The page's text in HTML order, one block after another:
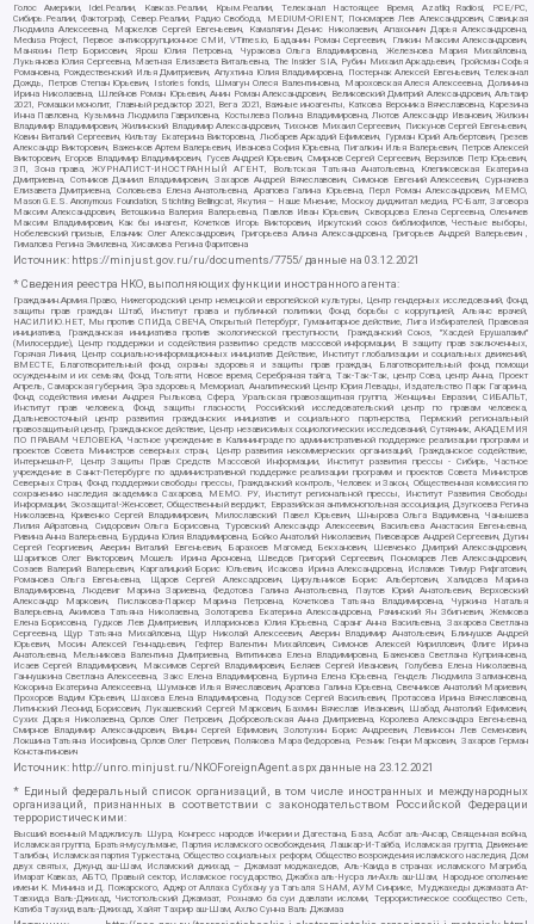
Голос Америки, Idel.Реалии, Кавказ.Реалии, Крым.Реалии, Телеканал Настоящее Время, Azatliq Radiosi, PCE/PC,
Сибирь.Реалии, Фактограф, Север.Реалии, Радио Свобода, MEDIUM-ORIENT, Пономарев Лев Александрович, Савицкая
Людмила Алексеевна, Маркелов Сергей Евгеньевич, Камалягин Денис Николаевич, Апахончич Дарья Александровна,
Medusa Project, Первое антикоррупционное СМИ, VTimes.io, Баданин Роман Сергеевич, Гликин Максим Александрович,
Маняхин Петр Борисович, Ярош Юлия Петровна, Чуракова Ольга Владимировна, Железнова Мария Михайловна,
Лукьянова Юлия Сергеевна, Маетная Елизавета Витальевна, The Insider SIA, Рубин Михаил Аркадьевич, Гройсман Софья
Романовна, Рождественский Илья Дмитриевич, Апухтина Юлия Владимировна, Постернак Алексей Евгеньевич, Телеканал
Дождь, Петров Степан Юрьевич, Istories fonds, Шмагун Олеся Валентиновна, Мароховская Алеся Алексеевна, Долинина
Ирина Николаевна, Шлейнов Роман Юрьевич, Анин Роман Александрович, Великовский Дмитрий Александрович, Альтаир
2021, Ромашки монолит, Главный редактор 2021, Вега 2021, Важные иноагенты, Каткова Вероника Вячеславовна, Карезина
Инна Павловна, Кузьмина Людмила Гавриловна, Костылева Полина Владимировна, Лютов Александр Иванович, Жилкин
Владимир Владимирович, Жилинский Владимир Александрович, Тихонов Михаил Сергеевич, Пискунов Сергей Евгеньевич,
Ковин Виталий Сергеевич, Кильтау Екатерина Викторовна, Любарев Аркадий Ефимович, Гурман Юрий Альбертович, Грезев
Александр Викторович, Важенков Артем Валерьевич, Иванова София Юрьевна, Пигалкин Илья Валерьевич, Петров Алексей
Викторович, Егоров Владимир Владимирович, Гусев Андрей Юрьевич, Смирнов Сергей Сергеевич, Верзилов Петр Юрьевич,
ЗП, Зона права, ЖУРНАЛИСТ-ИНОСТРАННЫЙ АГЕНТ, Вольтская Татьяна Анатольевна, Клепиковская Екатерина
Дмитриевна, Сотников Даниил Владимирович, Захаров Андрей Вячеславович, Симонов Евгений Алексеевич, Сурначева
Елизавета Дмитриевна, Соловьева Елена Анатольевна, Арапова Галина Юрьевна, Перл Роман Александрович, МЕМО,
Mason G.E.S. Anonymous Foundation, Stichting Bellingcat, Якутия – Наше Мнение, Москоу диджитал медиа, РС-Балт, Заговора
Максим Александрович, Ветошкина Валерия Валерьевна, Павлов Иван Юрьевич, Скворцова Елена Сергеевна, Оленичев
Максим Владимирович, Как бы инагент, Кочетков Игорь Викторович, Иркутский союз библиофилов, Честные выборы,
Нобелевский призыв, Еланчик Олег Александрович, Григорьева Алина Александровна, Григорьев Андрей Валерьевич ,
Гималова Регина Эмилевна, Хисамова Регина Фаритовна
Источник: https://minjust.gov.ru/ru/documents/7755/данные на 03.12.2021
* Сведения реестра НКО, выполняющих функции иностранного агента:
Гражданин.Армия.Право, Нижегородский центр немецкой и европейской культуры, Центр гендерных исследований, Фонд
защиты прав граждан Штаб, Институт права и публичной политики, Фонд борьбы с коррупцией, Альянс врачей,
НАСИЛИЮ.НЕТ, Мы против СПИДа, СВЕЧА, Открытый Петербург, Гуманитарное действие, Лига Избирателей, Правовая
инициатива, Гражданская инициатива против экологической преступности, Гражданский Союз, "Хасдей Ерушалаим"
(Милосердие), Центр поддержки и содействия развитию средств массовой информации, В защиту прав заключенных,
Горячая Линия, Центр социально-информационных инициатив Действие, Институт глобализации и социальных движений,
ВМЕСТЕ, Благотворительный фонд охраны здоровья и защиты прав граждан, Благотворительный фонд помощи
осужденным и их семьям, Фонд Тольятти, Новое время, Серебряная тайга, Так-Так-Так, центр Сова, центр Анна, Проект
Апрель, Самарская губерния, Эра здоровья, Мемориал, Аналитический Центр Юрия Левады, Издательство Парк Гагарина,
Фонд содействия имени Андрея Рылькова, Сфера, Уральская правозащитная группа, Женщины Евразии, СИБАЛЬТ,
Институт прав человека, Фонд защиты гласности, Российский исследовательский центр по правам человека,
Дальневосточный центр развития гражданских инициатив и социального партнерства, Пермский региональный
правозащитный центр, Гражданское действие, Центр независимых социологических исследований, Сутяжник, АКАДЕМИЯ
ПО ПРАВАМ ЧЕЛОВЕКА, Частное учреждение в Калининграде по административной поддержке реализации программ и
проектов Совета Министров северных стран, Центр развития некоммерческих организаций, Гражданское содействие,
Интернешнл-Р, Центр Защиты Прав Средств Массовой Информации, Институт развития прессы - Сибирь, Частное
учреждение в Санкт-Петербурге по административной поддержке реализации программ и проектов Совета Министров
Северных Стран, Фонд поддержки свободы прессы, Гражданский контроль, Человек и Закон, Общественная комиссия по
сохранению наследия академика Сахарова, МЕМО. РУ, Институт региональной прессы, Институт Развития Свободы
Информации, Экозащита!-Женсовет, Общественный вердикт, Евразийская антимонопольная ассоциация, Дзугкоева Регина
Николаевна, Кривенко Сергей Владимирович, Милославский Павел Юрьевич, Шнырова Ольга Вадимовна, Чанышева
Лилия Айратовна, Сидорович Ольга Борисовна, Туровский Александр Алексеевич, Васильева Анастасия Евгеньевна,
Ривина Анна Валерьевна, Бурдина Юлия Владимировна, Бойко Анатолий Николаевич, Пивоваров Андрей Сергеевич, Дугин
Сергей Георгиевич, Аверин Виталий Евгеньевич, Барахоев Магомед Бекханович, Шевченко Дмитрий Александрович,
Шарипков Олег Викторович, Мошель Ирина Ароновна, Шведов Григорий Сергеевич, Пономарев Лев Александрович,
Созаев Валерий Валерьевич, Каргалицкий Борис Юльевич, Исакова Ирина Александровна, Исламов Тимур Рифгатович,
Романова Ольга Евгеньевна, Щаров Сергей Алексадрович, Цирульников Борис Альбертович, Халидова Марина
Владимировна, Людевиг Марина Зариевна, Федотова Галина Анатольевна, Паутов Юрий Анатольевич, Верховский
Александр Маркович, Пислакова-Паркер Марина Петровна, Кочеткова Татьяна Владимировна, Чуркина Наталья
Валерьевна, Акимова Татьяна Николаевна, Золотарева Екатерина Александровна, Рачинский Ян Збигневич, Жемкова
Елена Борисовна, Гудков Лев Дмитриевич, Илларионова Юлия Юрьевна, Саранг Анна Васильевна, Захарова Светлана
Сергеевна, Щур Татьяна Михайловна, Щур Николай Алексеевич, Аверин Владимир Анатольевич, Блинушов Андрей
Юрьевич, Мосин Алексей Геннадьевич, Гефтер Валентин Михайлович, Симонов Алексей Кириллович, Флиге Ирина
Анатольевна, Мельникова Валентина Дмитриевна, Вититинова Елена Владимировна, Баженова Светлана Куприяновна,
Исаев Сергей Владимирович, Максимов Сергей Владимирович, Беляев Сергей Иванович, Голубева Елена Николаевна,
Ганнушкина Светлана Алексеевна, Закс Елена Владимировна, Буртина Елена Юрьевна, Гендель Людмила Залмановна,
Кокорина Екатерина Алексеевна, Шуманов Илья Вячеславович, Арапова Галина Юрьевна, Свечников Анатолий Мариевич,
Прохоров Вадим Юрьевич, Шахова Елена Владимировна, Подузов Сергей Васильевич, Протасова Ирина Вячеславовна,
Литинский Леонид Борисович, Лукашевский Сергей Маркович, Бахмин Вячеслав Иванович, Шабад Анатолий Ефимович,
Сухих Дарья Николаевна, Орлов Олег Петрович, Добровольская Анна Дмитриевна, Королева Александра Евгеньевна,
Смирнов Владимир Александрович, Вицин Сергей Ефимович, Золотухин Борис Андреевич, Левинсон Лев Семенович,
Локшина Татьяна Иосифовна, Орлов Олег Петрович, Полякова Мара Федоровна, Резник Генри Маркович, Захаров Герман
Константинович
Источник: http://unro.minjust.ru/NKOForeignAgent.aspxданные на 23.12.2021
* Единый федеральный список организаций, в том числе иностранных и международных
организаций, признанных в соответствии с законодательством Российской Федерации
террористическими:
Высший военный Маджлисуль Шура, Конгресс народов Ичкерии и Дагестана, База, Асбат аль-Ансар, Священная война,
Исламская группа, Братья-мусульмане, Партия исламского освобождения, Лашкар-И-Тайба, Исламская группа, Движение
Талибан, Исламская партия Туркестана, Общество социальных реформ, Общество возрождения исламского наследия, Дом
двух святых, Джунд аш-Шам, Исламский джихад – Джамаат моджахедов, Аль-Каида в странах исламского Магриба,
Имарат Кавказ, АБТО, Правый сектор, Исламское государство, Джабха аль-Нусра ли-Ахль аш-Шам, Народное ополчение
имени К. Минина и Д. Пожарского, Аджр от Аллаха Субхану уа Тагьаля SHAM, АУМ Синрике, Муджахеды джамаата Ат-
Тавхида Валь-Джихад, Чистопольский Джамаат, Рохнамо ба суи давлати исломи, Террористическое сообщество Сеть,
Катиба Таухид валь-Джихад, Хайят Тахрир аш-Шам, Ахлю Сунна Валь Джамаа